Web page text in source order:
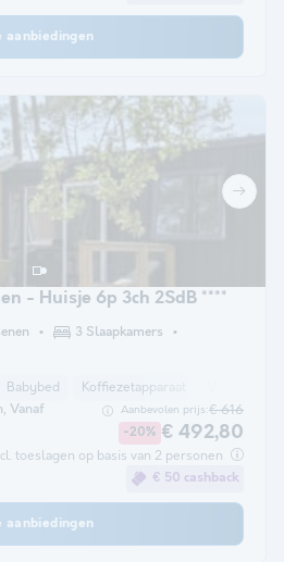
aanbiedingen
- Huisje 6p 3ch 2SdB ****
3 Slaapkamers
Babybed Koffiezetapparaat
Vanaf Aanbevolen prijs:€ 616
-20% € 492,80
toeslagen op basis van 2 personen
€ 50 cashback
aanbiedingen